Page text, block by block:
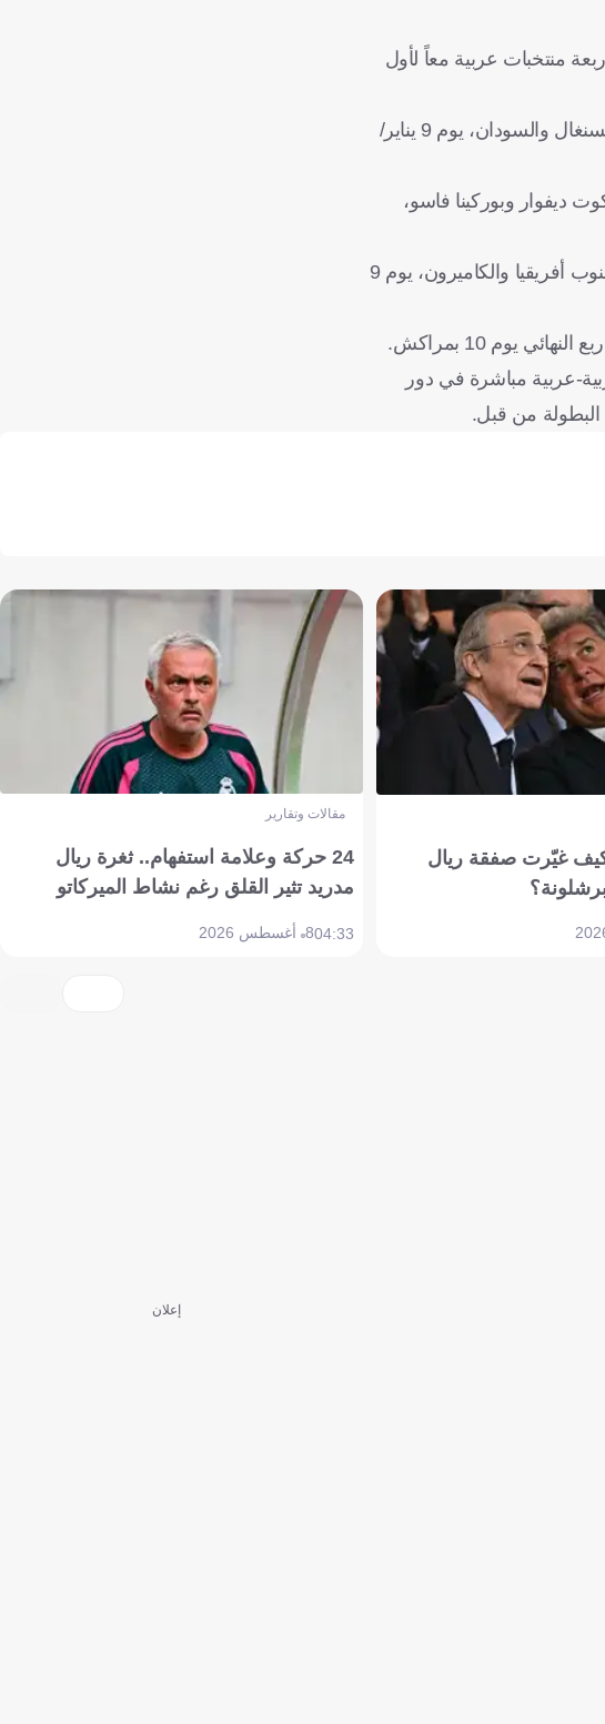
منتخبات عربية معاً لأول
في دور الـ16، تواجه تونس منتخب مالي، على أن يصطدم الفائز من هذا اللقاء في ربع النهائي بالمتأهل من مواجهة السنغال والسودان، يوم 9 يناير/
ديفوار وبوركينا فاسو،
أما المنتخب المغربي فيخوض مواجهة الدور المقبل أمام تنزانيا، ثم ينتظر حال فوزه في ربع النهائي المتأهل من لقاء جنوب أفريقيا والكاميرون، يوم 9
يوم 10 بمراكش.
عربية مباشرة في دور
البطولة من قبل.
كيف غيّرت صفقة ريال
مقالات وتقارير
24 حركة وعلامة استفهام.. ثغرة ريال
مدريد تثير القلق رغم نشاط الميركاتو
04:338 أغسطس 2026
إعلان